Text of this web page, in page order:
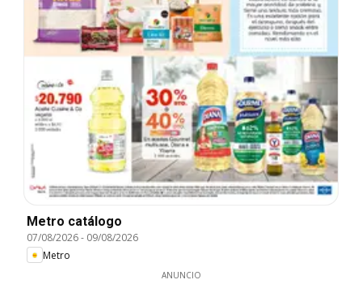
Metro catálogo
07/08/2026- 09/08/2026
Metro
ANUNCIO